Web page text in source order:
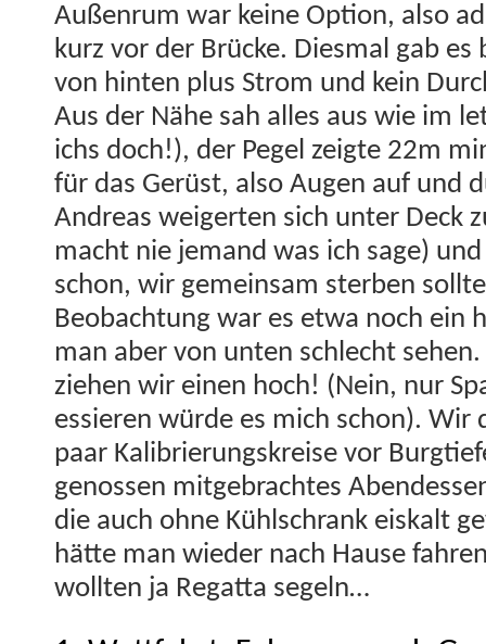
Außen­rum war keine Option, also
kurz vor der Brücke. Dies­mal gab
von hin­ten plus Strom und kein
Aus der Nähe sah alles aus wie im
ichs doch!), der Pegel zeigte 22m
für das Gerüst, also Augen auf und
Andreas weigerten sich unter Deck
macht nie jemand was ich sage)
schon, wir gemein­sam ster­ben
Beobach­tung war es etwa noch ein
man aber von unten schlecht
ziehen wir einen hoch! (Nein, nur
essieren würde es mich schon). Wir
paar Kalib­rierungskreise vor
genossen mit­ge­bracht­es
die auch ohne Kühlschrank eiskalt
hätte man wieder nach Hause
woll­ten ja Regat­ta segeln…